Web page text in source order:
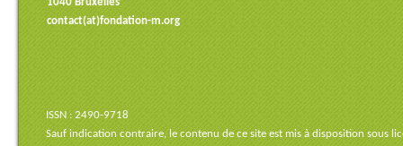
contact(at)fondation-m.org
ISSN : 2490-9718
Sauf indication contraire, le contenu de ce site est mis à disposition sous